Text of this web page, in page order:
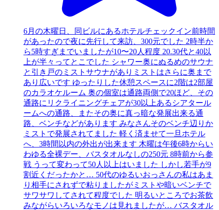
6月の木曜日、同ビルにあるホテルチェックイン前時間
があったので夜に先行して来訪、300元でした 2時半か
ら5時すぎまでいましたが10〜20人程度 20.30代と40以
上が半々ってとこでした シャワー奥にぬるめのサウナ
と引き戸のミストサウナがありミストはさらに奥まで
あり広いです ゆったりした休憩スペースに2階は2部屋
のカラオケルーム 奥の個室は通路両側で20ほど、その
通路にリクライニングチェアが30以上あるシアタール
ームへの通路、またその奥に真っ暗な発展出来る通
路、ベンチなどがあります みなさんそのベンチ辺りか
ミストで発展されてました 軽く済ませて一旦ホテル
へ、3時間以内の外出が出来ます 木曜は午後6時からい
わゆる全裸デー、バスタオルなしの250元 8時前から参
戦 うって変わって50人以上はいました しかし若手が9
割近くだったかと… 50代のゆるいおっさんの私はあま
り相手にされずで粘りましたがミストや暗いベンチで
サワサワしてされて程度でした 明るいところでお茶飲
みながらいろいろなモノは見れましたが… バスタオル